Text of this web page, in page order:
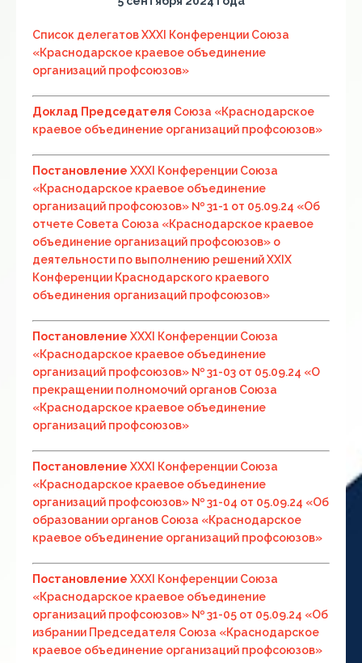
Список делегатов XXXI Конференции Союза
«Краснодарское краевое объединение
организаций профсоюзов»
Доклад Председателя Союза «Краснодарское
краевое объединение организаций профсоюзов»
Постановление ХХХI Конференции Союза
«Краснодарское краевое объединение
организаций профсоюзов» № 31-1 от 05.09.24 «Об
отчете Совета Союза «Краснодарское краевое
объединение организаций профсоюзов» о
деятельности по выполнению решений ХХIX
Конференции Краснодарского краевого
объединения организаций профсоюзов»
Постановление ХХХI Конференции Союза
«Краснодарское краевое объединение
организаций профсоюзов» № 31-03 от 05.09.24 «О
прекращении полномочий органов Союза
«Краснодарское краевое объединение
организаций профсоюзов»
Постановление ХХХI Конференции Союза
«Краснодарское краевое объединение
организаций профсоюзов» № 31-04 от 05.09.24 «Об
образовании органов Союза «Краснодарское
краевое объединение организаций профсоюзов»
Постановление ХХХI Конференции Союза
«Краснодарское краевое объединение
организаций профсоюзов» № 31-05 от 05.09.24 «Об
избрании Председателя Союза «Краснодарское
краевое объединение организаций профсоюзов»